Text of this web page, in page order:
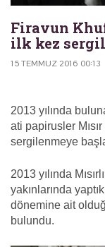
Firavun
ilk kez
15 TEMMUZ 2016 00:13
2013 yılında
ati papirusler
sergilenmeye
2013 yılında
yakınlarında
dönemine ait
bulundu.